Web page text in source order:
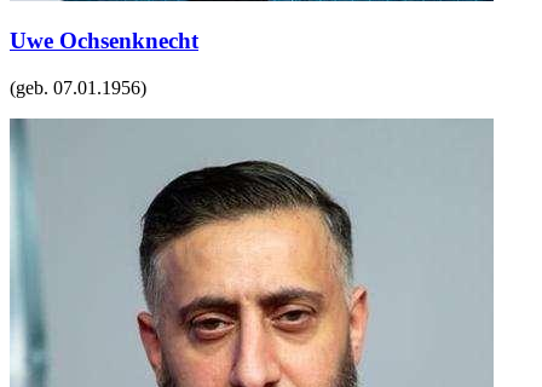
Uwe Ochsenknecht
(geb. 07.01.1956)